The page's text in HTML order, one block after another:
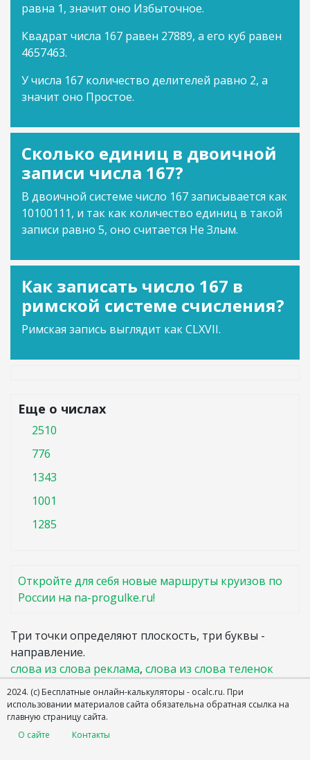
равна 1, значит оно Избыточное.
Квадрат числа 167 равен 27889, а его куб равен
4657463.
У числа 167 количество делителей равно 2, а
значит оно Простое.
Сколько единиц в двоичной
записи числа 167?
В двоичной системе число 167 записывается как
10100111, и так как количество единиц в такой
записи равно 5, оно считается Не Злым.
Как записать число 167 в
римской системе счисления?
Римская запись выглядит как CLXVII.
Еще о числах
2510
776
1343
1001
1285
Откройте для себя новые маршруты круизов по
России на na-progulke.ru!
Три точки определяют плоскость, три буквы -
направление.
слова из слова реклама, слова из слова теленок
2024. (с) Бесплатные онлайн-калькуляторы - ocalc.ru. При
использовании материалов сайта обязательна обратная ссылка на
главную страницу сайта.
О сайте
Контакты